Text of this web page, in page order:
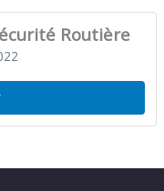
Routière